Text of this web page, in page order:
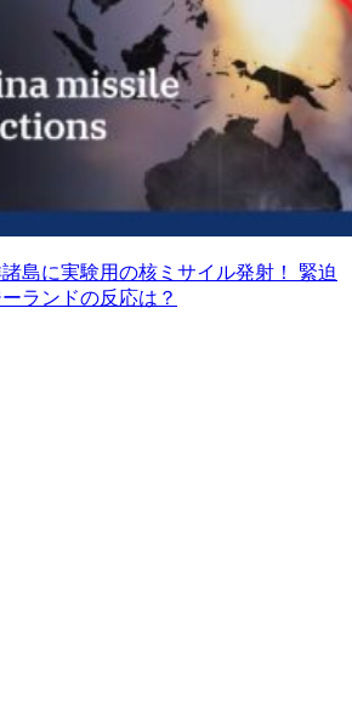
島に実験用の核ミサイル発射！ 緊迫
ランドの反応は？